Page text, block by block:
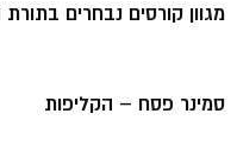
מגוון קורסים נבחרים
סמינר פסח – הקליפות